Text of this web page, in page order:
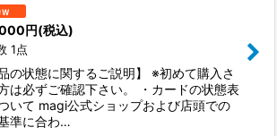
円(税込)
1点
品の状態に関するご説明】 ※初めて購入さ
は必ずご確認下さい。 ・カードの状態表
いて magi公式ショップおよび店頭での
準に合わ…